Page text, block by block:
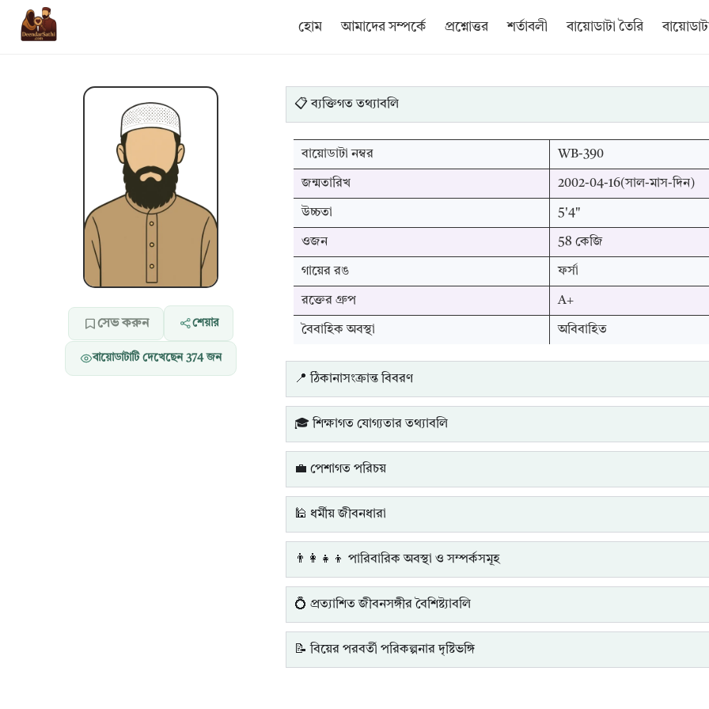
হোম আমাদের সম্পর্কে প্রশ্নোত্তর শর্তাবলী বায়োডাটা তৈরি
সেভ করুন শেয়ার
বায়োডাটাটি দেখেছেন 374জন
📋 ব্যক্তিগত তথ্যাবলি
বায়োডাটা নম্বর WB-390
জন্মতারিখ 2002-04-16(সাল-মাস-দিন)
উচ্চতা 5'4"
ওজন 58 কেজি
গায়ের রঙ ফর্সা
রক্তের গ্রুপ A+
বৈবাহিক অবস্থা অবিবাহিত
📍 ঠিকানাসংক্রান্ত বিবরণ
🎓 শিক্ষাগত যোগ্যতার তথ্যাবলি
💼 পেশাগত পরিচয়
🕌 ধর্মীয় জীবনধারা
👨‍👩‍👧‍👦 পারিবারিক অবস্থা ও সম্পর্কসমূহ
💍 প্রত্যাশিত জীবনসঙ্গীর বৈশিষ্ট্যাবলি
📝 বিয়ের পরবর্তী পরিকল্পনার দৃষ্টিভঙ্গি